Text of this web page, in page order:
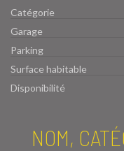
Catégorie
Garage
Parking
Surface habitable
Disponibilité
NOM,